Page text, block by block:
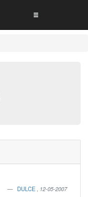
DULCE 12-05-2007